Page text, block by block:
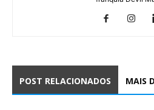
POST RELACIONADOS MAIS